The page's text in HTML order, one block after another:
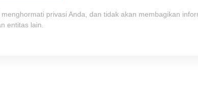
menghormati privasi Anda, dan tidak akan membagikan
entitas lain.